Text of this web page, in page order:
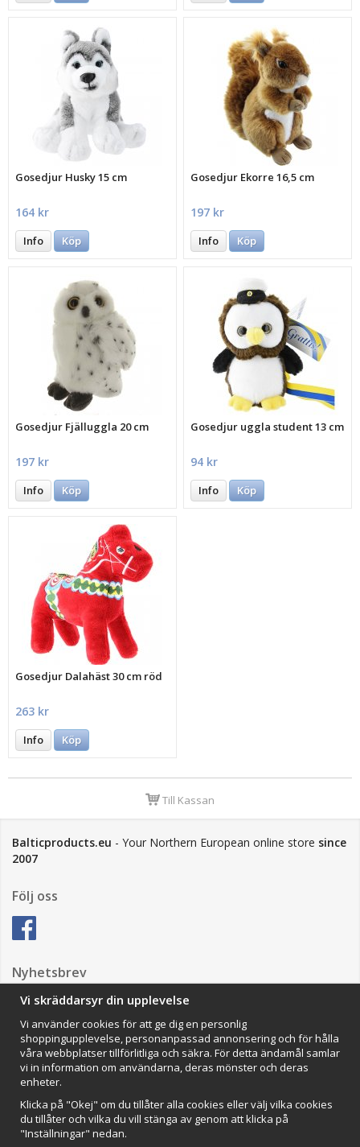
Gosedjur Husky 15 cm
164 kr
Info Köp
Gosedjur Ekorre 16,5 cm
197 kr
Info Köp
Gosedjur Fjälluggla 20 cm
197 kr
Info Köp
Gosedjur uggla student 13 cm
94 kr
Info Köp
Gosedjur Dalahäst 30 cm röd
263 kr
Info Köp
Till Kassan
Balticproducts.eu - Your Northern European online store since
2007
Följ oss
Nyhetsbrev
Impressum
VAMOS Commerce AB
Organisationsnummer: 559502-0453
Vi skräddarsyr din upplevelse
Vi använder cookies för att ge dig en personlig
shoppingupplevelse, personanpassad annonsering och för hålla
våra webbplatser tillförlitliga och säkra. För detta ändamål samlar
vi in information om användarna, deras mönster och deras
enheter.
Klicka på "Okej" om du tillåter alla cookies eller välj vilka cookies
du tillåter och vilka du vill stänga av genom att klicka på
"Inställningar" nedan.